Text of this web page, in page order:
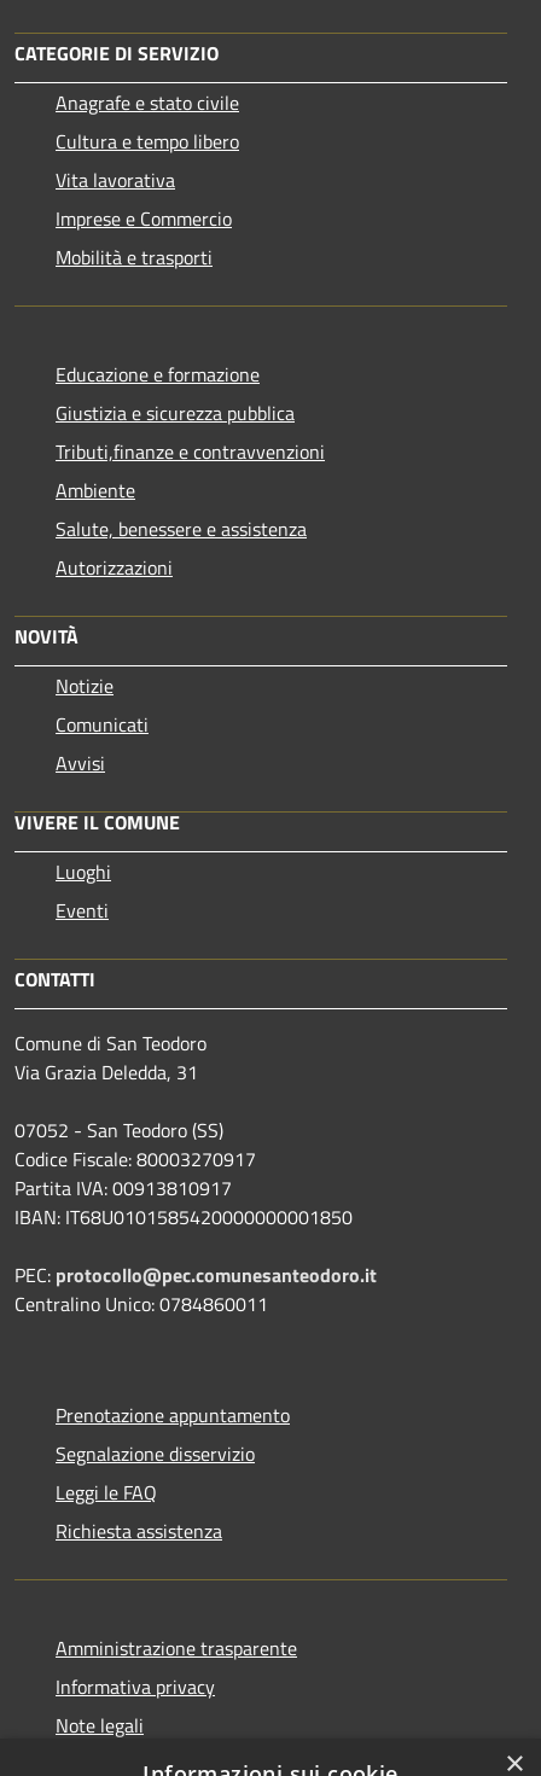
CATEGORIE DI SERVIZIO
Anagrafe e stato civile
Cultura e tempo libero
Vita lavorativa
Imprese e Commercio
Mobilità e trasporti
Educazione e formazione
Giustizia e sicurezza pubblica
Tributi,finanze e contravvenzioni
Ambiente
Salute, benessere e assistenza
Autorizzazioni
NOVITÀ
Notizie
Comunicati
Avvisi
VIVERE IL COMUNE
Luoghi
Eventi
CONTATTI
Comune di San Teodoro
Via Grazia Deledda, 31
07052 - San Teodoro (SS)
Codice Fiscale: 80003270917
Partita IVA: 00913810917
IBAN: IT68U0101585420000000001850
PEC: protocollo@pec.comunesanteodoro.it
Centralino Unico: 0784860011
Prenotazione appuntamento
Segnalazione disservizio
Leggi le FAQ
Richiesta assistenza
Amministrazione trasparente
Informativa privacy
Note legali
Dichiarazione di accessibilità
×